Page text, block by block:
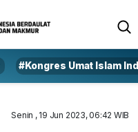
#Kongres Umat Islam
Senin , 19 Jun 2023, 06:42 WIB